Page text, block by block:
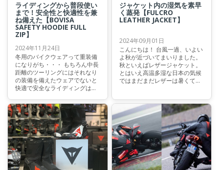
ライディングから普段使い
まで！安全性と快適性を兼
ね備えた【BOVISA
SAFETY HOODIE FULL
ZIP】
2024年11月24日
冬用のバイクウェアって重装備
になりがち・・・ もちろん中長
距離のツーリングにはそれなり
の装備を備えたウェアでないと
快適で安全なライディングは出
ジャケット内の湿気を素早
く蒸発【FULCRO
LEATHER JACKET】
2024年09月01日
こんにちは！ 台風一過、いよい
よ秋が近づいてまいりました。
秋といえばレザージャケット。
とはいえ高温多湿な日本の気候
ではまだまだレザーは暑くて着